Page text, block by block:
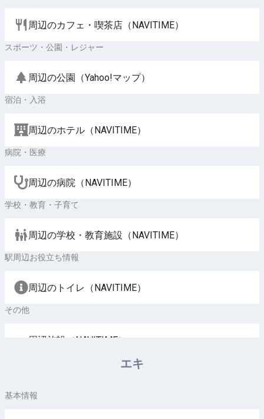
周辺のカフェ・喫茶店（NAVITIME）
スポーツ・公園・レジャー
周辺の公園（Yahoo!マップ）
宿泊・入浴
周辺のホテル（NAVITIME）
病院・医療
周辺の病院（NAVITIME）
学校・教育・子育て
周辺の学校・教育施設（NAVITIME）
駅周辺お役立ち情報
周辺のトイレ（NAVITIME）
その他
周辺施設（NAVITIME）
エキ
基本情報